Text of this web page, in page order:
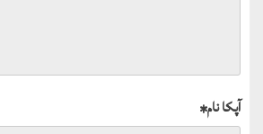
آپکا نام*